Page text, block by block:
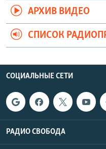
АРХИВ ВИДЕО
СПИСОК
СОЦИАЛЬНЫЕ СЕТИ
РАДИО СВОБОДА